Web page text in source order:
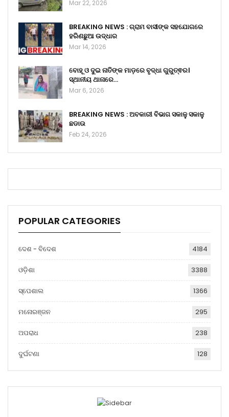
Mar 22, 2026
BREAKING NEWS : ଗ୍ରାମ ବାସୀଙ୍କ ସହଯୋଗରେ
ହରିଣଛୁଆ ଉଦ୍ଧାର
Mar 14, 2026
ବୋହୂ ଓ ଦୁଇ ନାତିଙ୍କ ମାଡ଼ରେ ବୃଦ୍ଧା ଗୁରୁତ୍ଵର।
ସ୍ଥାନୀୟ ଥାନାରେ…
Mar 6, 2026
BREAKING NEWS : ଅବକାରୀ ବିଭାଗ ସକାଳୁ ସକାଳୁ
ଛଡାଉ
Feb 24, 2026
POPULAR CATEGORIES
ଦେଶ - ବିଦେଶ 4184
ଓଡ଼ିଶା 3388
ସ୍ପେଶାଲ 1366
ମନୋରଞ୍ଜନ 295
ଅପରାଧ 238
ଦୁର୍ଘଟଣା 128